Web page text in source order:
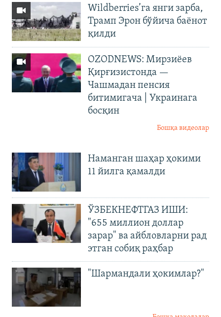
Wildberries’га янги зарба,
Трамп Эрон бўйича баёнот
қилди
OZODNEWS: Мирзиёев
Қирғизистонда —
Чашмадан пенсия
битимигача | Украинага
босқин
Бошқа видеолар
Наманган шаҳар ҳокими
11 йилга қамалди
ЎЗБЕКНЕФТГАЗ ИШИ:
"655 миллион доллар
зарар" ва айбловларни рад
этган собиқ раҳбар
"Шармандали ҳокимлар?"